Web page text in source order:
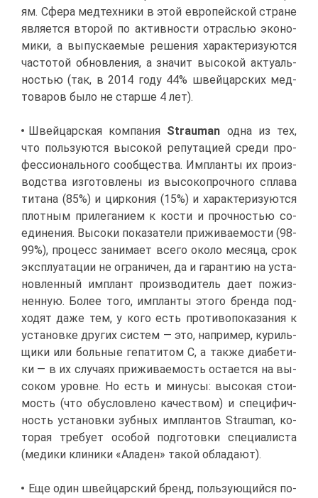
ям. Сфе­ра мед­тех­ни­ки в этой ев­ро­пей­ской стране
яв­ля­ет­ся вто­рой по ак­тив­но­сти от­рас­лью эко­но­
ми­ки, а вы­пус­ка­е­мые ре­ше­ния ха­рак­те­ри­зу­ют­ся
ча­сто­той об­нов­ле­ния, а зна­чит вы­со­кой ак­ту­аль­
но­стью (так, в 2014 го­ду 44% швей­цар­ских мед­
то­ва­ров бы­ло не стар­ше 4 лет).
Швей­цар­ская ком­па­ния Strauman од­на из тех,
что поль­зу­ют­ся вы­со­кой ре­пу­та­ци­ей сре­ди про­
фес­си­о­наль­но­го со­об­ще­ства. Им­план­ты их про­из­
вод­ства из­го­тов­ле­ны из вы­со­ко­проч­но­го спла­ва
ти­та­на (85%) и цир­ко­ния (15%) и ха­рак­те­ри­зу­ют­ся
плот­ным при­ле­га­ни­ем к ко­сти и проч­но­стью со­
еди­не­ния. Вы­со­ки по­ка­за­те­ли при­жи­ва­е­мо­сти (98-
99%), про­цесс за­ни­ма­ет все­го око­ло ме­ся­ца, срок
экс­плу­а­та­ции не огра­ни­чен, да и га­ран­тию на уста­
нов­лен­ный им­плант про­из­во­ди­тель да­ет по­жиз­
нен­ную. Бо­лее то­го, им­план­ты это­го брен­да под­
хо­дят да­же тем, у ко­го есть про­ти­во­по­ка­за­ния к
уста­нов­ке дру­гих си­стем — это, на­при­мер, ку­риль­
щи­ки или боль­ные ге­па­ти­том С, а та­к­же диа­бе­ти­
ки — в их слу­ча­ях при­жи­ва­е­мость оста­ет­ся на вы­
со­ком уровне. Но есть и ми­ну­сы: вы­со­кая сто­и­
мость (что обу­слов­ле­но ка­че­ством) и спе­ци­фич­
ность уста­нов­ки зуб­ных им­план­тов Strauman, ко­
то­рая тре­бу­ет осо­бой под­го­тов­ки спе­ци­а­ли­ста
(ме­ди­ки кли­ни­ки «Ала­ден» та­кой об­ла­да­ют).
Еще один швей­цар­ский бренд, поль­зу­ю­щий­ся по­